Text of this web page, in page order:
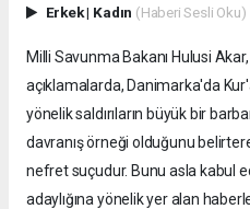
Erkek| Kadın (Haberi Sesli Oku)
Milli Savunma Bakanı Hulusi Akar,
açıklamalarda, Danimarka'da
yönelik saldırıların büyük bir
davranış örneği olduğunu
nefret suçudur. Bunu asla kabul
adaylığına yönelik yer alan